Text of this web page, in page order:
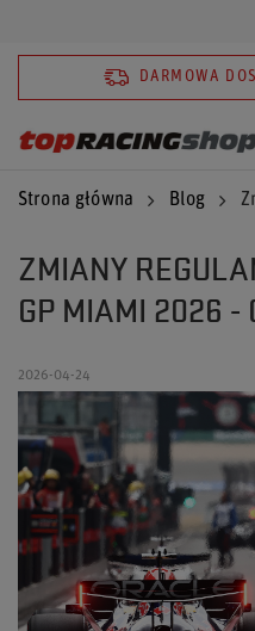
DARMOWA
Strona główna Blog
ZMIANY
GP MIAMI 2026 -
2026-04-24